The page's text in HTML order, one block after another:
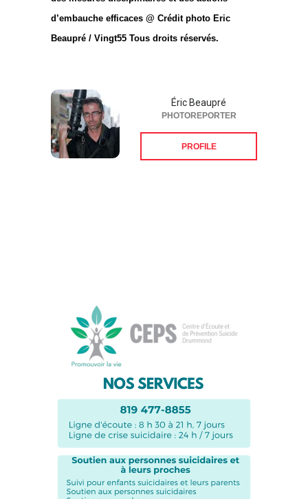
d’embauche efficaces @ Crédit photo Eric
Beaupré / Vingt55 Tous droits réservés.
Éric Beaupré
PHOTOREPORTER
PROFILE